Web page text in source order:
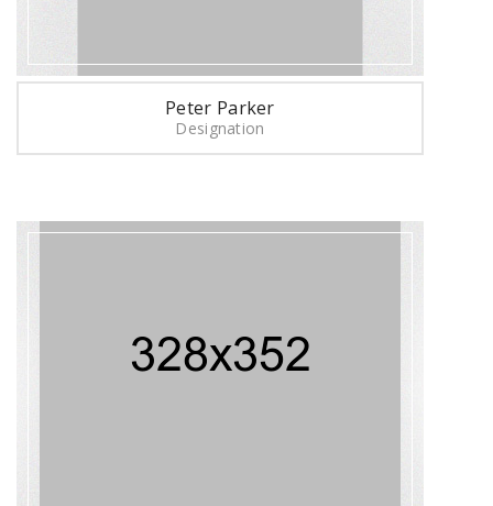
Peter Parker
Designation